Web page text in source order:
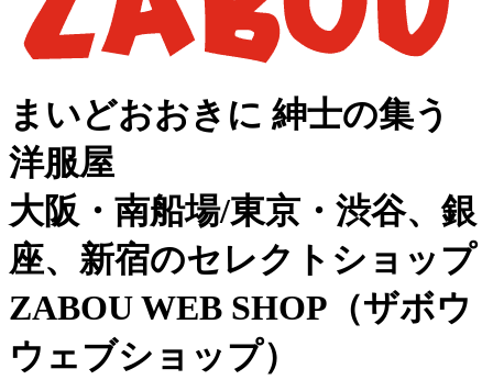
まいどおおきに 紳士の集う
洋服屋
大阪・南船場/東京・渋谷、銀
座、新宿のセレクトショップ
ZABOU WEB SHOP（ザボウ
ウェブショップ）